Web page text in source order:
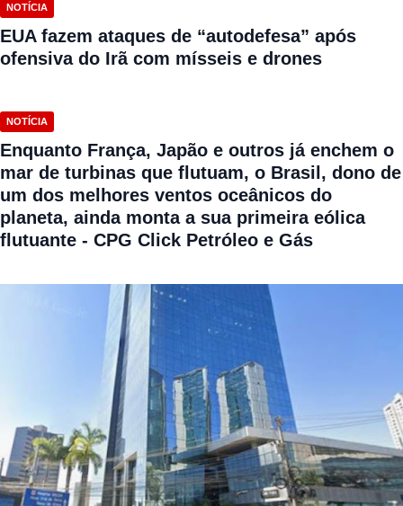
NOTÍCIA
EUA fazem ataques de “autodefesa” após
ofensiva do Irã com mísseis e drones
NOTÍCIA
Enquanto França, Japão e outros já enchem o
mar de turbinas que flutuam, o Brasil, dono de
um dos melhores ventos oceânicos do
planeta, ainda monta a sua primeira eólica
flutuante - CPG Click Petróleo e Gás